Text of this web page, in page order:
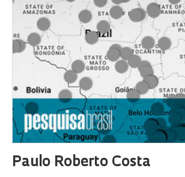
Paulo Roberto Costa